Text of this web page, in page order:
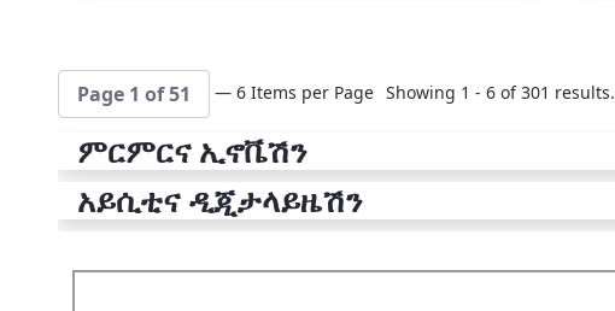
Page 1 of 51 — 6 Items per Page Showing 1 - 6 of 301 results.
ምርምርና ኢኖቬሽን
አይሲቲና ዲጂታላይዜሽን